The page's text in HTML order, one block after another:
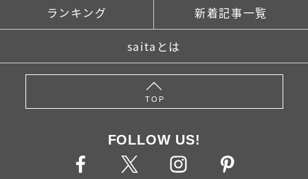
ランキング 新着記事一覧
saitaとは
TOP
FOLLOW US!